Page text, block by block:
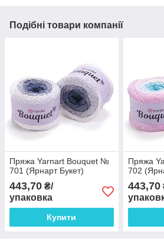
Подібні товари компанії
Пряжа Yarnart Bouquet №
701 (Ярнарт Букет)
443,70 ₴/
упаковка
Купити
Пряжа
702
443,70